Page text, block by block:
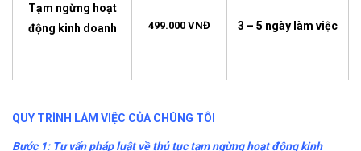
Tạm ngừng hoạt
động kinh doanh
499.000 VNĐ 3 – 5 ngày làm việc
QUY TRÌNH LÀM VIỆC CỦA CHÚNG TÔI
Bước 1: Tư vấn pháp luật về thủ tục tạm ngừng hoạt động kinh